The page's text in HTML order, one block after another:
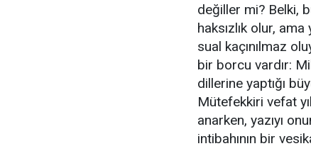
değiller mi? Belki,
haksızlık olur,
sual kaçınılmaz
bir borcu vardır:
dillerine yaptığı
Mütefekkiri vefat
anarken, yazıyı
intibahının bir